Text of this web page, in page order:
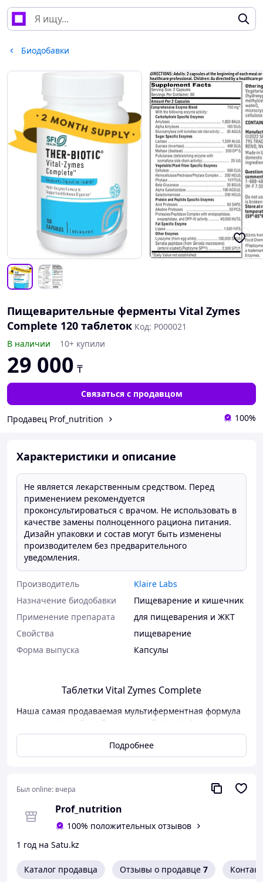
Биодобавки
Пищеварительные ферменты Vital Zymes
Complete 120 таблеток Код: P000021
В наличии
10+ купили
29 000 ₸
Связаться с продавцом
Продавец Prof_nutrition 100%
Характеристики и описание
Не является лекарственным средством. Перед
применением рекомендуется
проконсультироваться с врачом. Не использовать в
качестве замены полноценного рациона питания.
Дизайн упаковки и состав могут быть изменены
производителем без предварительного
уведомления.
Производитель
Klaire Labs
Назначение биодобавки
Пищеварение и кишечник
Применение препарата
для пищеварения и ЖКТ
Свойства
пищеварение
Форма выпуска
Капсулы
Таблетки Vital Zymes Complete
Наша самая продаваемая мультиферментная формула
предлагает необычайно широкий спектр ферментов на
растительной / микробной основе вместе с лизоцимом,
которые работают согласованно, поддерживая
нормальную ферментативную активность, такую как
Комбинация ферментов широкого спектра действия в
составе Vital-Zymes® Complete способствует
расщеплению, усвоению и утилизации
макроэлементов из широкого спектра пищевых
продуктов, включая белки и белковые пептиды,
сложные углеводы, дисахариды и сахара, липиды/
жиры и растительные волокна. Как таковой, Vital-
Zymes® Complete является важным диетическим
Подробнее
Был online: вчера
Prof_nutrition
100% положительных отзывов
1 год на Satu.kz
Каталог продавца Отзывы о продавце 7